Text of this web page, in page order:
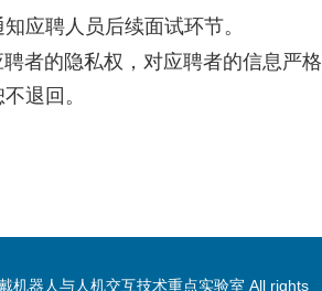
应聘人员后续面试环节。
者的隐私权，对应聘者的信息严格
退回。
机器人与人机交互技术重点实验室 All rights